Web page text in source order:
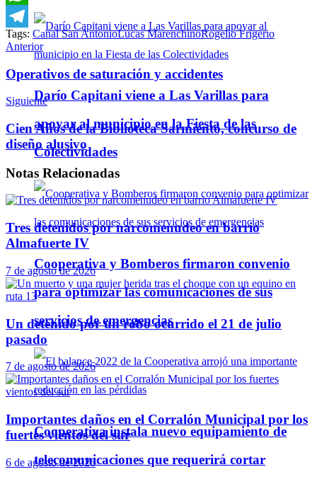
Darío Capitani viene a Las Varillas para
apoyar al municipio en la Fiesta de las
Colectividades
Cooperativa y Bomberos firmaron convenio
para optimizar las comunicaciones de sus
servicios de emergencias
Cooperativa instala nuevo equipamiento de
telecomunicaciones que requerirá cortar
WhatsApp
Telegram
Tags: Canal San AntonioLucas MarenchinoRogelio Frigerio
Anterior
Operativos de saturación y accidentes
Siguiente
Cien Años de la Biblioteca Sarmiento, concurso de
diseño alusivo
Notas Relacionadas
Tres detenidos por narcomenudeo en barrio
Almafuerte IV
7 de agosto de 2026
Un detenido por un robo ocurrido el 21 de julio
pasado
7 de agosto de 2026
Importantes daños en el Corralón Municipal por los
fuertes vientos del sur
6 de agosto de 2026